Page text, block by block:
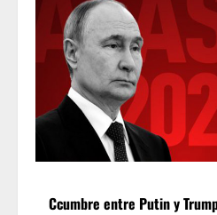
Ccumbre entre Putin y